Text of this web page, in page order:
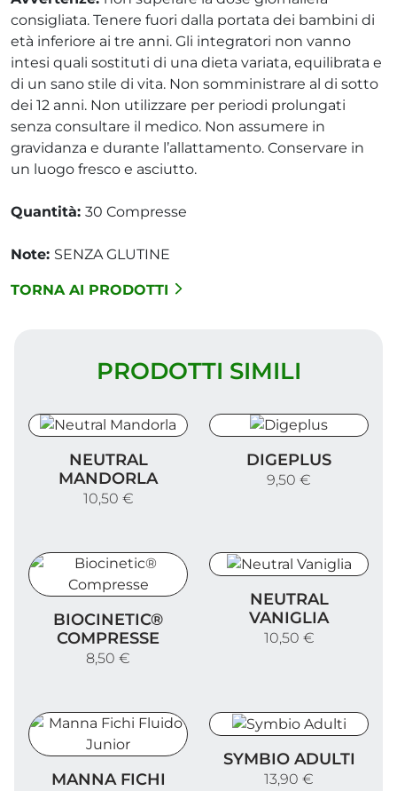
consigliata. Tenere fuori dalla portata dei bambini di
età inferiore ai tre anni. Gli integratori non vanno
intesi quali sostituti di una dieta variata, equilibrata e
di un sano stile di vita. Non somministrare al di sotto
dei 12 anni. Non utilizzare per periodi prolungati
senza consultare il medico. Non assumere in
gravidanza e durante l’allattamento. Conservare in
un luogo fresco e asciutto.
Quantità: 30 Compresse
Note: SENZA GLUTINE
TORNA AI PRODOTTI
PRODOTTI SIMILI
NEUTRAL
MANDORLA
10,50 €
DIGEPLUS
9,50 €
BIOCINETIC®
COMPRESSE
8,50 €
NEUTRAL
VANIGLIA
10,50 €
MANNA FICHI
SYMBIO ADULTI
13,90 €